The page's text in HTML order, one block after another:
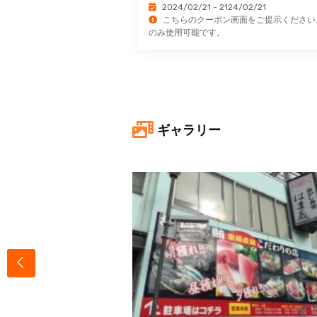
2024/02/21 - 2124/02/21
こちらのクーポン画面をご提示くださ
のみ使用可能です。
ギャラリー